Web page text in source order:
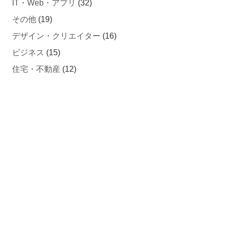
その他(19)
デザイン・クリエイター
ビジネス (15)
住宅・不動産